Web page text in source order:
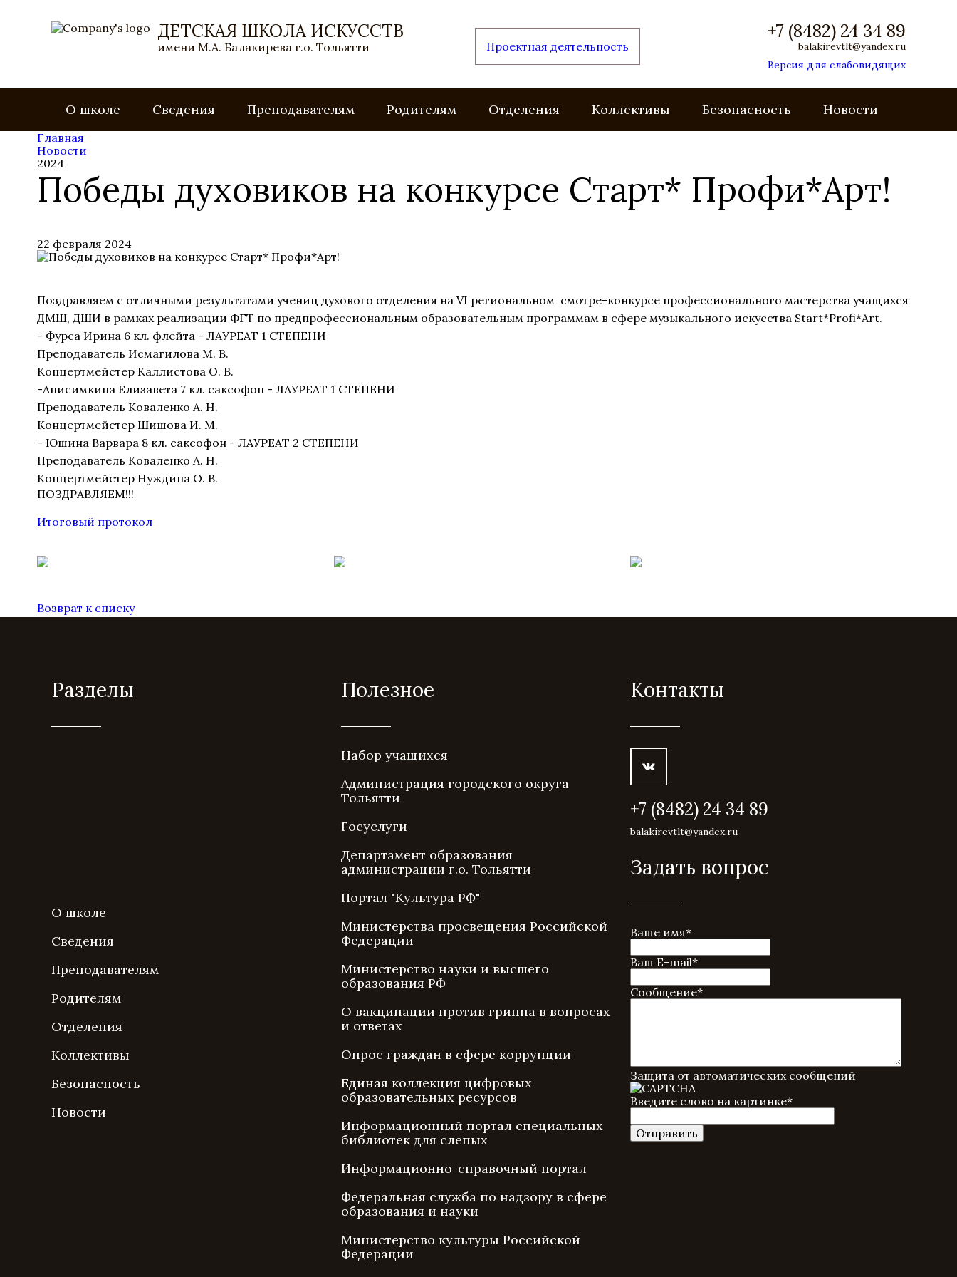
ДЕТСКАЯ ШКОЛА ИСКУССТВ
имени М.А. Балакирева г.о. Тольятти Проектная деятельность
+7 (8482) 24 34 89
balakirevtlt@yandex.ru
Версия для слабовидящих
О школе Сведения Преподавателям Родителям Отделения Коллективы Безопасность Новости
Главная
Новости
2024
Победы духовиков на конкурсе Старт* Профи*Арт!
22 февраля 2024
Поздравляем с отличными результатами учениц духового отделения на VI региональном смотре-конкурсе профессионального мастерства учащихся
ДМШ, ДШИ в рамках реализации ФГТ по предпрофессиональным образовательным программам в сфере музыкального искусства Start*Profi*Art.
- Фурса Ирина 6 кл. флейта - ЛАУРЕАТ 1 СТЕПЕНИ
Преподаватель Исмагилова М. В.
Концертмейстер Каллистова О. В.
-Анисимкина Елизавета 7 кл. саксофон - ЛАУРЕАТ 1 СТЕПЕНИ
Преподаватель Коваленко А. Н.
Концертмейстер Шишова И. М.
- Юшина Варвара 8 кл. саксофон - ЛАУРЕАТ 2 СТЕПЕНИ
Преподаватель Коваленко А. Н.
Концертмейстер Нуждина О. В.
ПОЗДРАВЛЯЕМ!!!
Итоговый протокол
Возврат к списку
Разделы
О школе
Сведения
Преподавателям
Родителям
Отделения
Коллективы
Безопасность
Новости
Полезное
Набор учащихся
Администрация городского округа
Тольятти
Госуслуги
Департамент образования
администрации г.о. Тольятти
Портал "Культура РФ"
Министерства просвещения Российской
Федерации
Министерство науки и высшего
образования РФ
О вакцинации против гриппа в вопросах
и ответах
Опрос граждан в сфере коррупции
Единая коллекция цифровых
образовательных ресурсов
Информационный портал специальных
библиотек для слепых
Информационно-справочный портал
Федеральная служба по надзору в сфере
образования и науки
Министерство культуры Российской
Федерации
Контакты
+7 (8482) 24 34 89
balakirevtlt@yandex.ru
Задать вопрос
Ваше имя*
Ваш E-mail*
Сообщение*
Защита от автоматических сообщений
Введите слово на картинке*